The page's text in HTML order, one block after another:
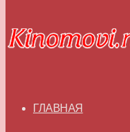
ГЛАВНАЯ